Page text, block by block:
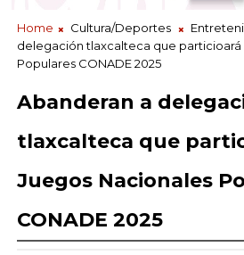
Home Cultura/Deportes
delegación tlaxcalteca que particioará
Populares CONADE 2025
Abanderan a
tlaxcalteca que
Juegos Nacionales
CONADE 2025